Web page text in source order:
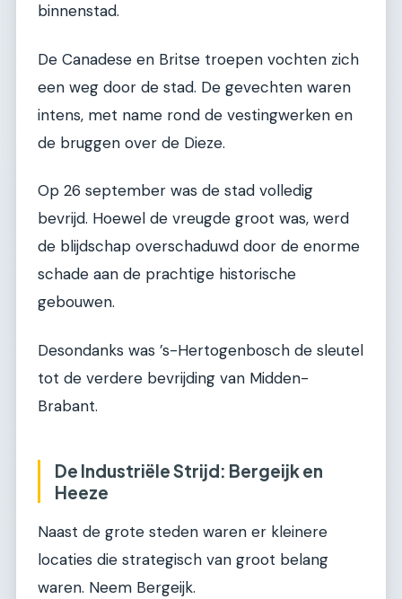
binnenstad.
De Canadese en Britse troepen vochten zich
een weg door de stad. De gevechten waren
intens, met name rond de vestingwerken en
de bruggen over de Dieze.
Op 26 september was de stad volledig
bevrijd. Hoewel de vreugde groot was, werd
de blijdschap overschaduwd door de enorme
schade aan de prachtige historische
gebouwen.
Desondanks was ’s-Hertogenbosch de sleutel
tot de verdere bevrijding van Midden-
Brabant.
De Industriële Strijd: Bergeijk en
Heeze
Naast de grote steden waren er kleinere
locaties die strategisch van groot belang
waren. Neem Bergeijk.